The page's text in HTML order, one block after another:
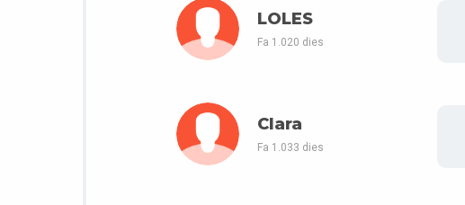
LOLES
Fa 1.020 dies
Clara
Fa 1.033 dies